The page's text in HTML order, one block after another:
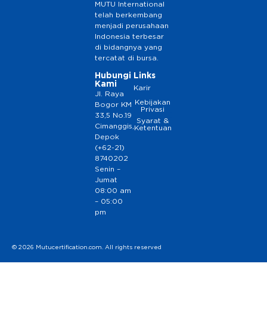
MUTU International
telah berkembang
menjadi perusahaan
Indonesia terbesar
di bidangnya yang
tercatat di bursa.
Hubungi
Kami
Jl. Raya
Bogor KM
33,5 No.19
Cimanggis,
Depok
(+62-21)
8740202
Senin –
Jumat
08:00 am
– 05:00
pm
Links
Karir
Kebijakan
Privasi
Syarat &
Ketentuan
© 2026 Mutucertification.com. All rights reserved